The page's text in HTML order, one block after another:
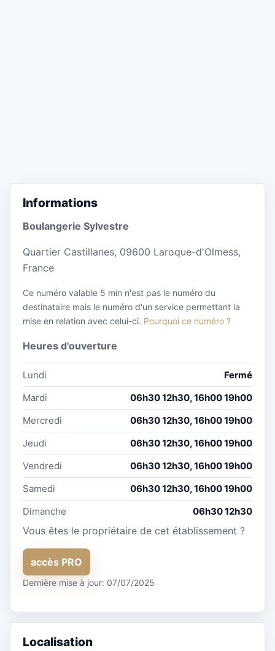
Informations
Boulangerie Sylvestre
Quartier Castillanes, 09600 Laroque-d'Olmess,
France
Ce numéro valable 5 min n'est pas le numéro du
destinataire mais le numéro d'un service permettant la
mise en relation avec celui-ci. Pourquoi ce numéro ?
Heures d'ouverture
Lundi
Fermé
Mardi
06h30 12h30, 16h00 19h00
Mercredi
06h30 12h30, 16h00 19h00
Jeudi
06h30 12h30, 16h00 19h00
Vendredi
06h30 12h30, 16h00 19h00
Samedi
06h30 12h30, 16h00 19h00
Dimanche
06h30 12h30
Vous êtes le propriétaire de cet établissement ?
accès PRO
Dernière mise à jour: 07/07/2025
Localisation